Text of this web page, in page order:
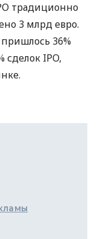
традиционно
3 млрд евро.
36%
сделок IPO,